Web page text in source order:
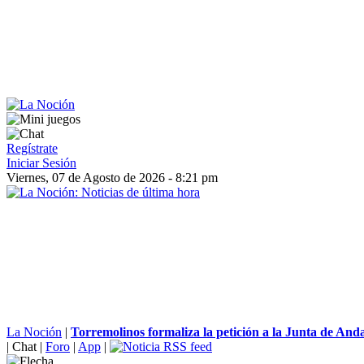
Regístrate
Iniciar Sesión
Viernes, 07 de Agosto de 2026 - 8:21 pm
La Noción | Torremolinos formaliza la petición a la Junta de
| Chat | Foro | App |